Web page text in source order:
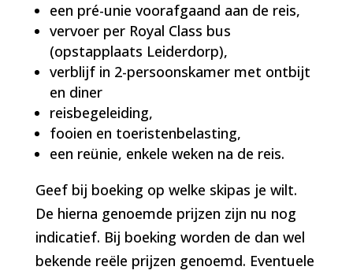
een pré-unie voorafgaand aan de reis,
vervoer per Royal Class bus
(opstapplaats Leiderdorp),
verblijf in 2-persoonskamer met ontbijt
en diner
reisbegeleiding,
fooien en toeristenbelasting,
een reünie, enkele weken na de reis.
Geef bij boeking op welke skipas je wilt.
De hierna genoemde prijzen zijn nu nog
indicatief. Bij boeking worden de dan wel
bekende reële prijzen genoemd. Eventuele